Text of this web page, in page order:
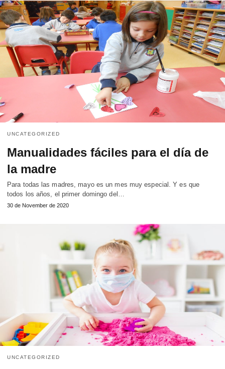
UNCATEGORIZED
Manualidades fáciles para el día de
la madre
Para todas las madres, mayo es un mes muy especial. Y es que
todos los años, el primer domingo del…
30 de November de 2020
UNCATEGORIZED